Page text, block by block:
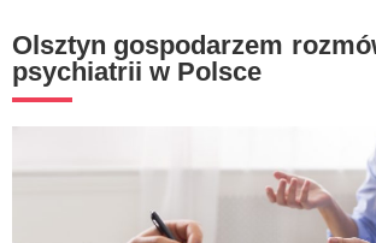
Olsztyn gospodarzem
psychiatrii w Polsce